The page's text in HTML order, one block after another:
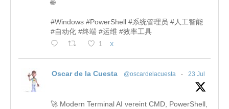
🌐
#Windows #PowerShell #系统管理员 #人工智能
#自动化 #终端 #运维 #效率工具
1 X
Oscar de la Cuesta @oscardelacuesta · 23 Jul
🚀 Modern Terminal AI vereint CMD, PowerShell,